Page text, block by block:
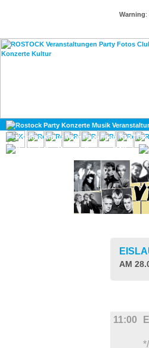
Warning:
KULTUR
GAY
AM
11:00